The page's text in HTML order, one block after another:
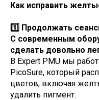
Как исправить
1️⃣ Продолжать
С современным
сделать довольно
В Expert PMU мы
PicoSure, который
цветов, включая
удалить пигмент.